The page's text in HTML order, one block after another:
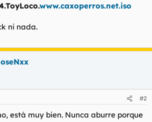
www.caxoperros.net.iso
ni nada.
#2
está muy bien. Nunca aburre porque